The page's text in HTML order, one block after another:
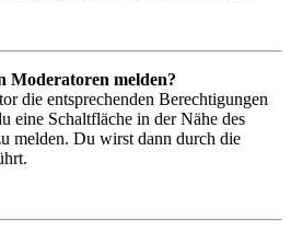
Moderatoren melden?
die entsprechenden Berechtigungen
eine Schaltfläche in der Nähe des
melden. Du wirst dann durch die